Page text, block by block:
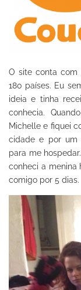
O site conta com
180 países. Eu
ideia e tinha
conhecia.
Michelle e fiquei
cidade e por um
para me
conheci a menina
comigo por 5 dias.